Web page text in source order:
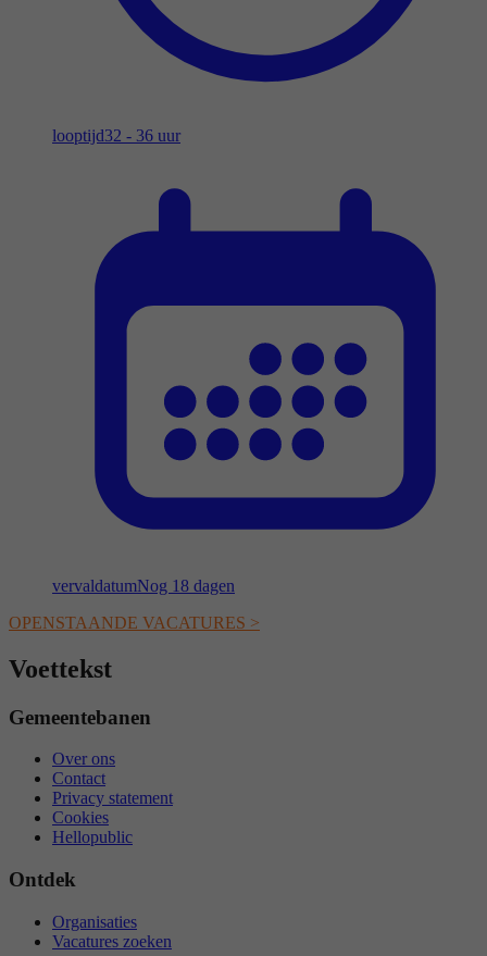
looptijd32 - 36 uur
vervaldatumNog 18 dagen
OPENSTAANDE VACATURES >
Voettekst
Gemeentebanen
Over ons
Contact
Privacy statement
Cookies
Hellopublic
Ontdek
Organisaties
Vacatures zoeken